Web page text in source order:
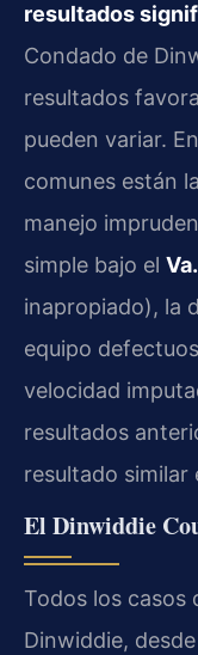
resultados
Condado de
resultados
pueden variar.
comunes están
manejo
simple bajo el
inapropiado), la
equipo
velocidad
resultados
resultado similar
El Dinwiddie
Todos los casos
Dinwiddie,